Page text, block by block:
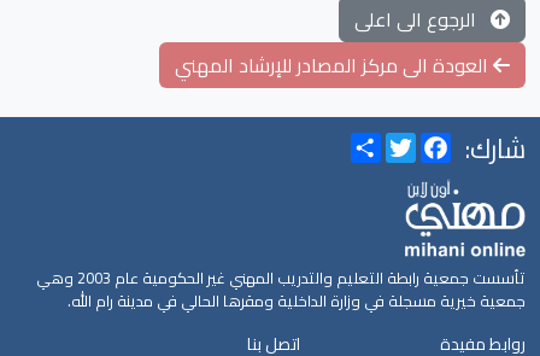
الرجوع الى اعلى
العودة الى مركز المصادر للإرشاد المهني
شارك: ShareTwitterFacebook
تأسست جمعية رابطة التعليم والتدريب المهني غير الحكومية عام 2003 وهي
جمعية خيرية مسجلة في وزارة الداخلية ومقرها الحالي في مدينة رام الله.
روابط مفيدة اتصل بنا